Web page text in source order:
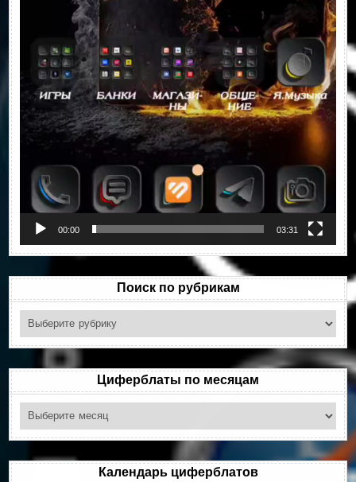
00:00 03:31
Поиск по рубрикам
Поиск
рубрикам
Циферблаты по месяцам
Циферблаты
месяцам
Календарь циферблатов